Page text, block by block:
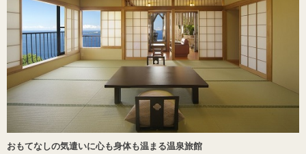
おもてなしの気遣いに心も身体も温まる温泉旅館